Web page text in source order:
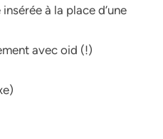
à la place d’une
avec oid (!)